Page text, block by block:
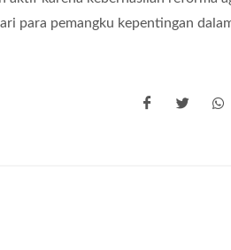
para pemangku kepentingan